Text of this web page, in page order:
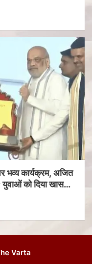
भव्य कार्यक्रम, अजित
युवाओं को दिया खास
Varta